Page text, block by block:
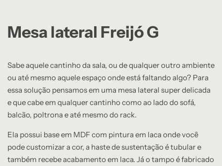
Mesa lateral Freijó G
Sabe aquele cantinho da sala, ou de qualquer outro ambiente
ou até mesmo aquele espaço onde está faltando algo? Para
essa solução pensamos em uma mesa lateral super delicada
e que cabe em qualquer cantinho como ao lado do sofá,
balcão, poltrona e até mesmo do rack.
Ela possui base em MDF com pintura em laca onde você
pode customizar a cor, a haste de sustentação é tubular e
também recebe acabamento em laca. Já o tampo é fabricado